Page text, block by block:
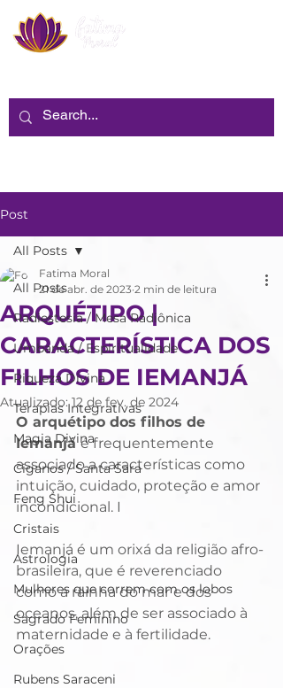
Post
All Posts
Radiestesia / Mesa Radiônica
Umbanda / Espiritualidade
Riqueza Divina
Terapias Integrativas
Magia Divina
Ciganos / Santa Sara
Feng Shui
Cristais
Astrologia
Mulheres que correm com os lobos
Sagrado Feminino
Orações
Rubens Saraceni
All Posts
ARQUÉTIPO |
CARACTERÍSTICA DOS
FILHOS DE IEMANJÁ
Fatima Moral
21 de abr. de 2023 2 min de leitura
Atualizado:12 de fev. de 2024
O arquétipo dos filhos de
Iemanjá é frequentemente
associado a características como
intuição, cuidado, proteção e amor
incondicional. I
Iemanjá é um orixá da religião afro-
brasileira, que é reverenciado
como a rainha do mar e dos
oceanos, além de ser associado à
maternidade e à fertilidade.